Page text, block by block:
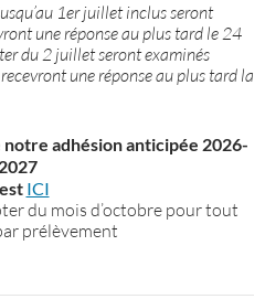
1er juillet inclus seront
une réponse au plus tard le 24
du 2 juillet seront examinés
une réponse au plus tard la
adhésion anticipée 2026-
2027
ICI
du mois d’octobre pour tout
prélèvement